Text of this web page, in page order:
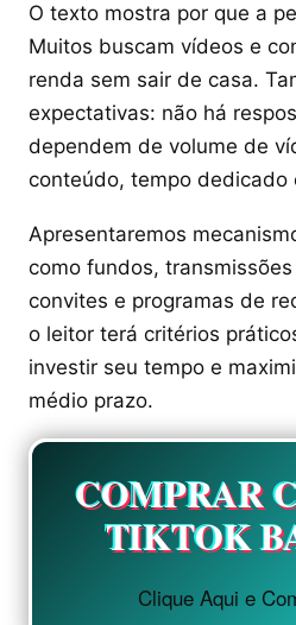
O texto mostra por que a
Muitos buscam vídeos e
renda sem sair de casa.
expectativas: não há
dependem de volume de
conteúdo, tempo dedicado
Apresentaremos
como fundos,
convites e programas de
o leitor terá critérios
investir seu tempo e
médio prazo.
COMPRAR
TIKTOK
Clique Aqui e